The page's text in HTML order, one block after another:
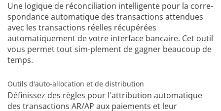
Une logique de réconciliation intelligente pour la corre-
spondance automatique des transactions attendues
avec les transactions réelles récupérées
automatiquement de votre interface bancaire. Cet outil
vous permet tout sim-plement de gagner beaucoup de
temps.
Outils d'auto-allocation et de distribution
Définissez des règles pour l'attribution automatique
des transactions AR/AP aux paiements et leur